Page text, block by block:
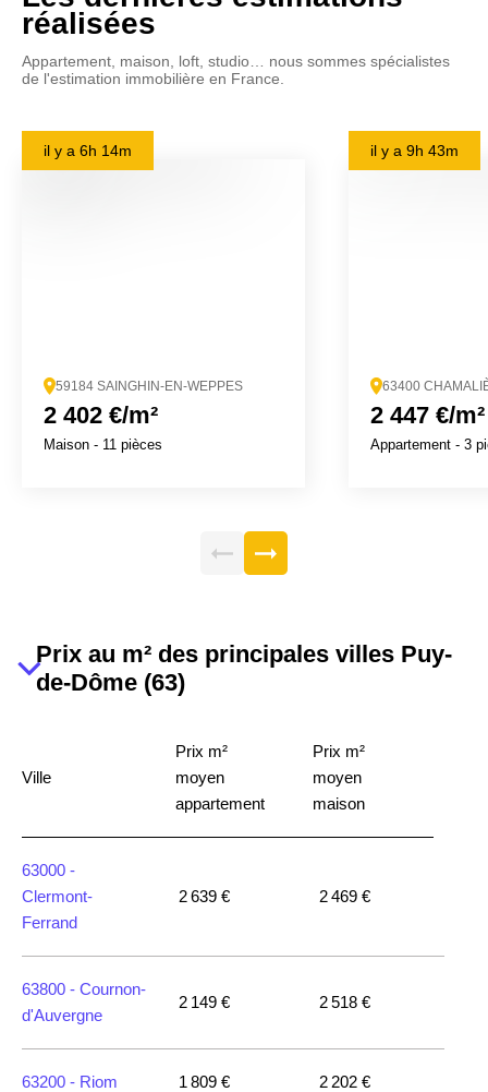
réalisées
Appartement, maison, loft, studio… nous sommes spécialistes
de l'estimation immobilière en France.
il y a 6h 14m
59184 SAINGHIN-EN-WEPPES
2 402 €/m²
Maison - 11 pièces
il y a 9h 43m
63400
2 447 €/m²
Appartement - 3
Prix au m² des principales villes Puy-
de-Dôme (63)
Ville
Prix m²
moyen
appartement
Prix m²
moyen
maison
63000 -
Clermont-
Ferrand
2 639 € 2 469 €
63800 - Cournon-
d'Auvergne
2 149 € 2 518 €
63200 - Riom 1 809 € 2 202 €